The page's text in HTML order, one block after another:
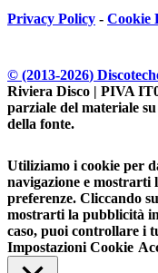
Privacy Policy - Cookie
© (2013-2026)
Riviera Disco | PIVA
parziale del materiale
della fonte.
Utiliziamo i cookie per
navigazione e mostrarti
preferenze. Cliccando
mostrarti la pubblicità
caso, puoi controllare i
Impostazioni Cookie